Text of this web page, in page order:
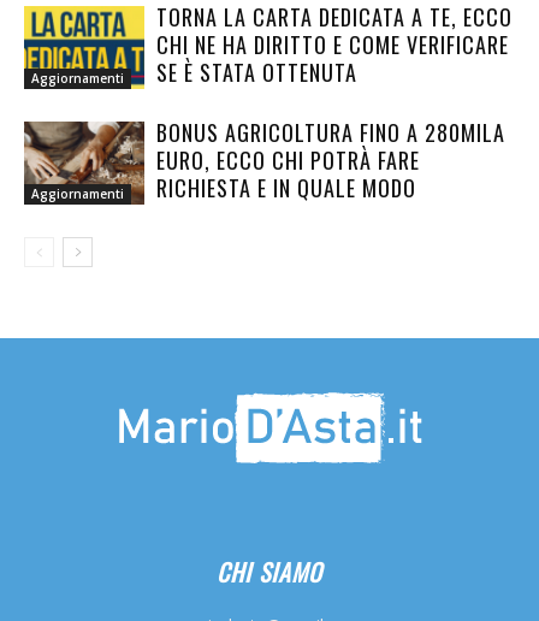
Aggiornamenti
TORNA LA CARTA DEDICATA A TE, ECCO
CHI NE HA DIRITTO E COME VERIFICARE
SE È STATA OTTENUTA
Aggiornamenti
BONUS AGRICOLTURA FINO A 280MILA
EURO, ECCO CHI POTRÀ FARE
RICHIESTA E IN QUALE MODO
CHI SIAMO